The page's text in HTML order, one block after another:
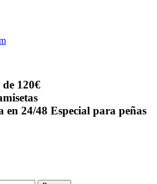
120€
en 24/48 Especial para peñas